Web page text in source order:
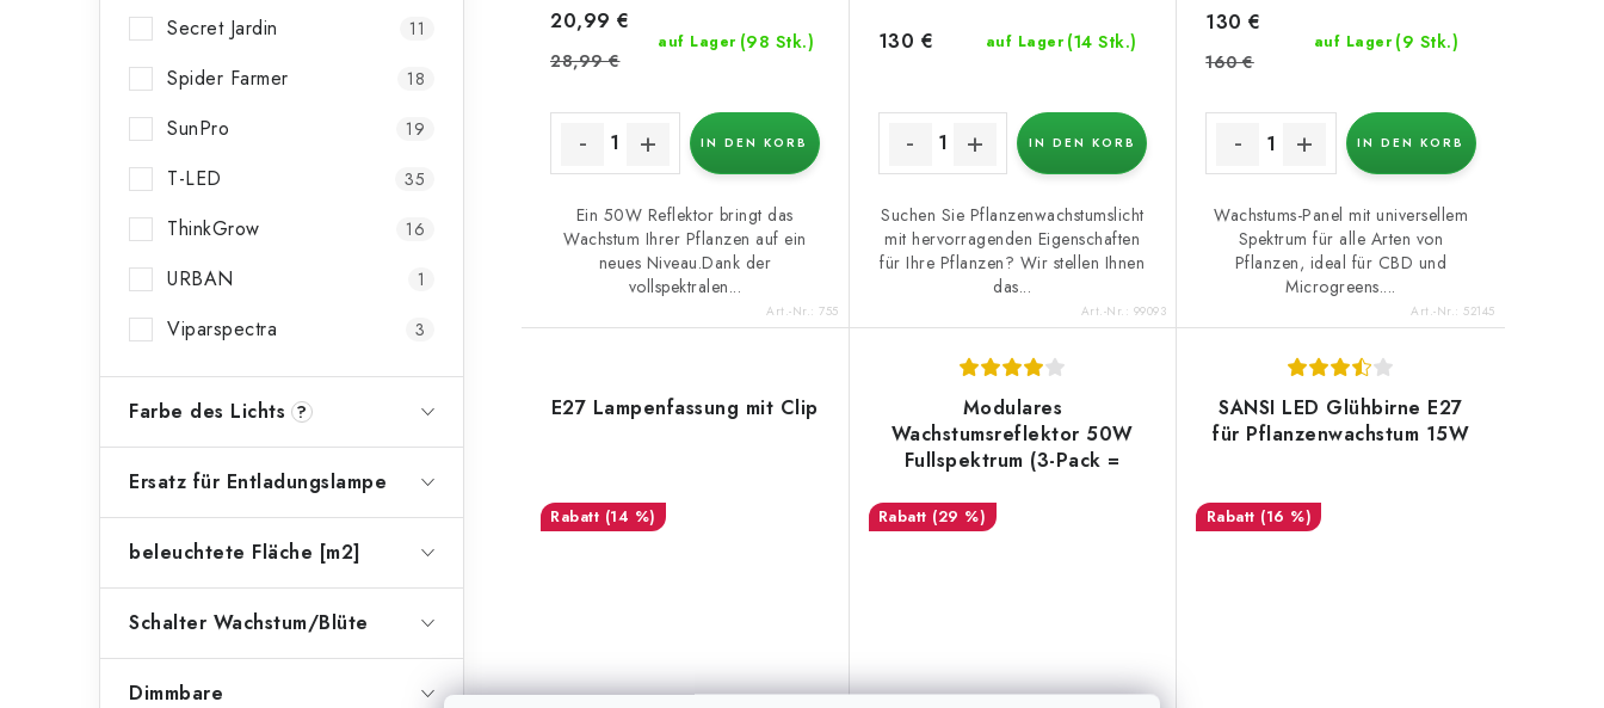
Secret Jardin 11
Spider Farmer 18
SunPro 19
T-LED 35
ThinkGrow 16
URBAN 1
Viparspectra 3
Farbe des Lichts ?
Ersatz für Entladungslampe
beleuchtete Fläche [m2]
Schalter Wachstum/Blüte
Dimmbare
i
r
u
n
g
auf Lager (98 Stk.)
20,99 €
28,99 €
IN DEN KORB
Ein 50W Reflektor bringt das
Wachstum Ihrer Pflanzen auf ein
neues Niveau.Dank der
vollspektralen...
Art.-Nr.:755
auf Lager (14 Stk.)
130 €
IN DEN KORB
Suchen Sie Pflanzenwachstumslicht
mit hervorragenden Eigenschaften
für Ihre Pflanzen? Wir stellen Ihnen
das...
Art.-Nr.: 99093
auf Lager (9 Stk.)
130 €
160 €
IN DEN KORB
Wachstums-Panel mit universellem
Spektrum für alle Arten von
Pflanzen, ideal für CBD und
Microgreens....
Art.-Nr.:52145
E27 Lampenfassung mit Clip
(14 %)
Modulares
Wachstumsreflektor 50W
Fullspektrum (3-Pack =
(29 %)
SANSI LED Glühbirne E27
für Pflanzenwachstum 15W
(16 %)